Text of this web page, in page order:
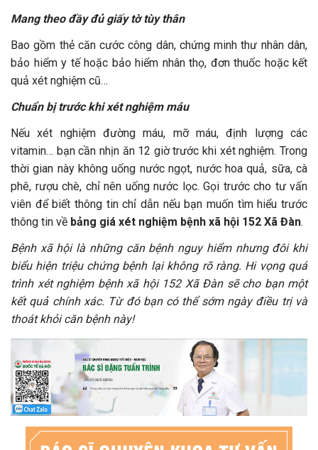
Mang theo đầy đủ giấy tờ tùy thân
Bao gồm thẻ căn cước công dân, chứng minh thư nhân dân,
bảo hiểm y tế hoặc bảo hiểm nhân thọ, đơn thuốc hoặc kết
quả xét nghiệm cũ…
Chuẩn bị trước khi xét nghiệm máu
Nếu xét nghiệm đường máu, mỡ máu, định lượng các
vitamin… bạn cần nhịn ăn 12 giờ trước khi xét nghiệm. Trong
thời gian này không uống nước ngọt, nước hoa quả, sữa, cà
phê, rượu chè, chỉ nên uống nước lọc. Gọi trước cho tư vấn
viên để biết thông tin chỉ dẫn nếu bạn muốn tìm hiểu trước
thông tin về bảng giá xét nghiệm bệnh xã hội 152 Xã Đàn.
Bệnh xã hội là những căn bệnh nguy hiểm nhưng đôi khi
biểu hiện triệu chứng bệnh lại không rõ ràng. Hi vọng quá
trình xét nghiệm bệnh xã hội 152 Xã Đàn sẽ cho bạn một
kết quả chính xác. Từ đó bạn có thể sớm ngày điều trị và
thoát khỏi căn bệnh này!